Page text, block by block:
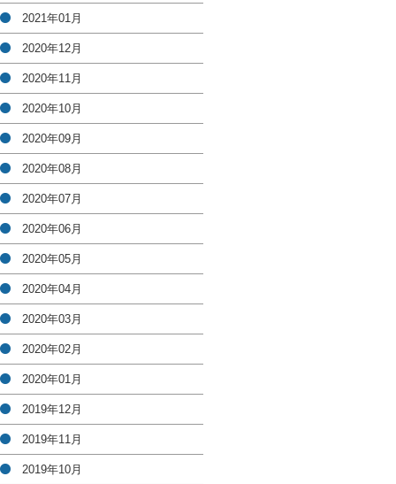
2021年01月
2020年12月
2020年11月
2020年10月
2020年09月
2020年08月
2020年07月
2020年06月
2020年05月
2020年04月
2020年03月
2020年02月
2020年01月
2019年12月
2019年11月
2019年10月